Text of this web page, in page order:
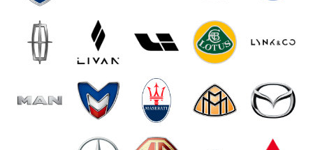
проигрывателем видео с различных
носителей - диска или через USB.
Престижный и красивый салон авто.
Хотим обратить Ваше внимание, что стоимость
установки и подключения потолочных ДВД для
авто в нашем установочном центре начинается от